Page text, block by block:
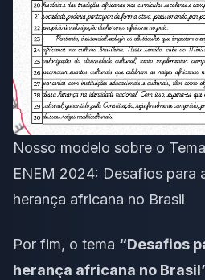
Nosso modelo sobre o
ENEM 2024: Desafios para
herança africana no Brasil
Por fim, o tema “Desafios
herança africana no